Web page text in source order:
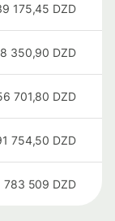
175,45 DZD
350,90 DZD
701,80 DZD
754,50 DZD
783 509 DZD